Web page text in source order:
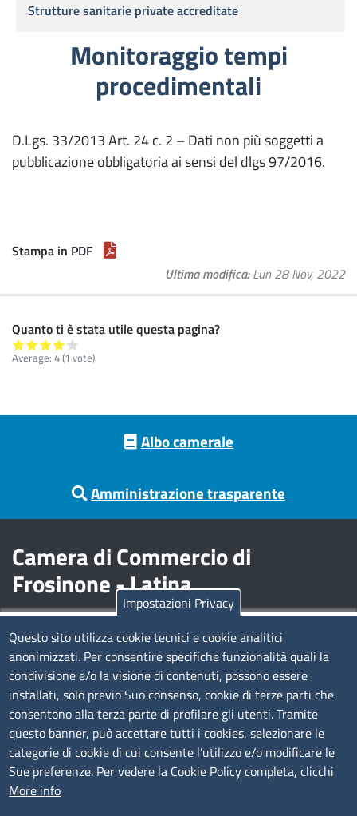
Monitoraggio tempi
procedimentali
D.Lgs. 33/2013 Art. 24 c. 2 – Dati non più soggetti a
pubblicazione obbligatoria ai sensi del dlgs 97/2016.
Stampa in PDF
Ultima modifica Lun 28 Nov, 2022
Quanto ti è stata utile questa pagina?
Average: 4(1 vote)
Strutture sanitarie private accreditate
Albo camerale
Amministrazione trasparente
Camera di Commercio di
Frosinone - Latina
Contatti
Sede Legale di Latina: Viale Umberto I, 80 - 04100 (LT)
tel. 0773/6721
Sede di Frosinone: Via Alcide De Gasperi, 1 - 03100 (FR)
tel. 0775/2751
Peccciaa@pec.frlt.camcom.it
Ufficio relazioni con il pubblico
Impostazioni Privacy
Questo sito utilizza cookie tecnici e cookie analitici
anonimizzati. Per consentire specifiche funzionalità quali la
condivisione e/o la visione di contenuti, possono essere
installati, solo previo Suo consenso, cookie di terze parti che
consentono alla terza parte di profilare gli utenti. Tramite
questo banner, può accettare tutti i cookies, selezionare le
categorie di cookie di cui consente l’utilizzo e/o modificare le
Sue preferenze. Per vedere la Cookie Policy completa, clicchi
More info